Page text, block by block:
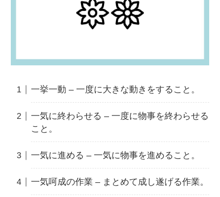
一挙一動 – 一度に大きな動きをすること。
一気に終わらせる – 一度に物事を終わらせる
こと。
一気に進める – 一気に物事を進めること。
一気呵成の作業 – まとめて成し遂げる作業。